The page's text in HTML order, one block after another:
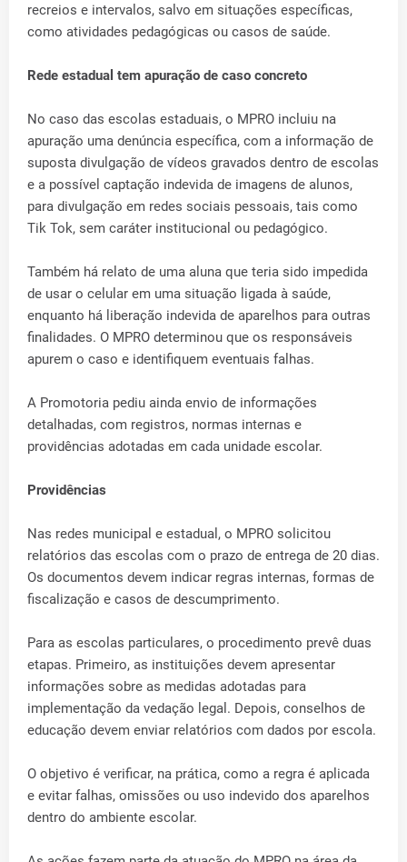
recreios e intervalos, salvo em situações específicas,
como atividades pedagógicas ou casos de saúde.
Rede estadual tem apuração de caso concreto
No caso das escolas estaduais, o MPRO incluiu na
apuração uma denúncia específica, com a informação de
suposta divulgação de vídeos gravados dentro de escolas
e a possível captação indevida de imagens de alunos,
para divulgação em redes sociais pessoais, tais como
Tik Tok, sem caráter institucional ou pedagógico.
Também há relato de uma aluna que teria sido impedida
de usar o celular em uma situação ligada à saúde,
enquanto há liberação indevida de aparelhos para outras
finalidades. O MPRO determinou que os responsáveis
apurem o caso e identifiquem eventuais falhas.
A Promotoria pediu ainda envio de informações
detalhadas, com registros, normas internas e
providências adotadas em cada unidade escolar.
Providências
Nas redes municipal e estadual, o MPRO solicitou
relatórios das escolas com o prazo de entrega de 20 dias.
Os documentos devem indicar regras internas, formas de
fiscalização e casos de descumprimento.
Para as escolas particulares, o procedimento prevê duas
etapas. Primeiro, as instituições devem apresentar
informações sobre as medidas adotadas para
implementação da vedação legal. Depois, conselhos de
educação devem enviar relatórios com dados por escola.
O objetivo é verificar, na prática, como a regra é aplicada
e evitar falhas, omissões ou uso indevido dos aparelhos
dentro do ambiente escolar.